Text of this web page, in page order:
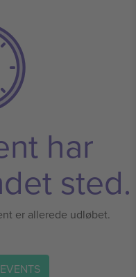
har
sted.
er allerede udløbet.